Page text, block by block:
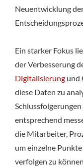
Neuentwicklung
Ein starker Fokus
der Verbesserung
Digitalisierung und
diese Daten zu
entsprechend
die Mitarbeiter,
um einzelne
verfolgen zu